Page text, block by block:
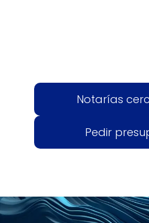
Notarías
Pedir